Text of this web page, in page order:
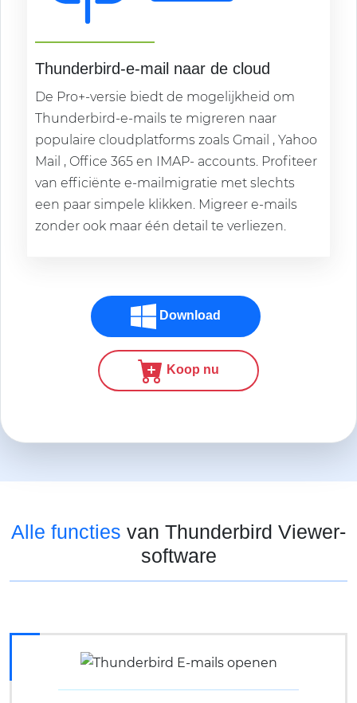
Thunderbird-e-mail naar de cloud
De Pro+-versie biedt de mogelijkheid om
Thunderbird-e-mails te migreren naar
populaire cloudplatforms zoals Gmail , Yahoo
Mail , Office 365 en IMAP- accounts. Profiteer
van efficiënte e-mailmigratie met slechts
een paar simpele klikken. Migreer e-mails
zonder ook maar één detail te verliezen.
Download
Koop nu
Alle functies van Thunderbird Viewer-
software